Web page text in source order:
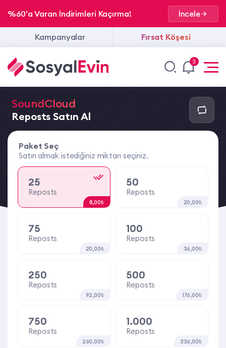
%60'a Varan İndirimleri Kaçırma! İncele
Kampanyalar Fırsat Köşesi
3
SoundCloud
Reposts Satın Al
Paket Seç
Satın almak istediğiniz miktarı seçiniz.
25
Reposts
8,00₺
50
Reposts
20,00₺
75
Reposts
20,00₺
100
Reposts
36,00₺
250
Reposts
92,00₺
500
Reposts
176,00₺
750
Reposts
260,00₺
1.000
Reposts
336,00₺